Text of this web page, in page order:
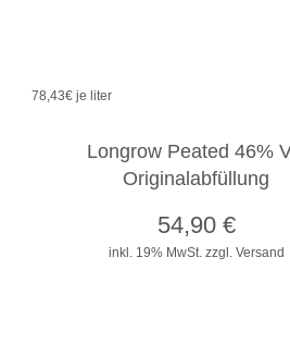
78,43€ je liter
Longrow Peated 46%
Originalabfüllung
inkl. 19% MwSt. zzgl. Versand
54,90€